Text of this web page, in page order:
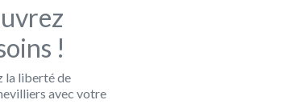
!
la liberté de
avec votre